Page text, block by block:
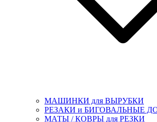
МАШИНКИ для ВЫРУБКИ
РЕЗАКИ и БИГОВАЛЬНЫЕ
МАТЫ / КОВРЫ для РЕЗКИ